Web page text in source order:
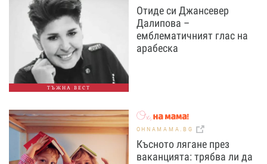
ТЪЖНА ВЕСТ
Отиде си Джансевер
Далипова –
емблематичният глас на
арабеска
OHNAMAMA.BG
Късното лягане през
ваканцията: трябва ли да